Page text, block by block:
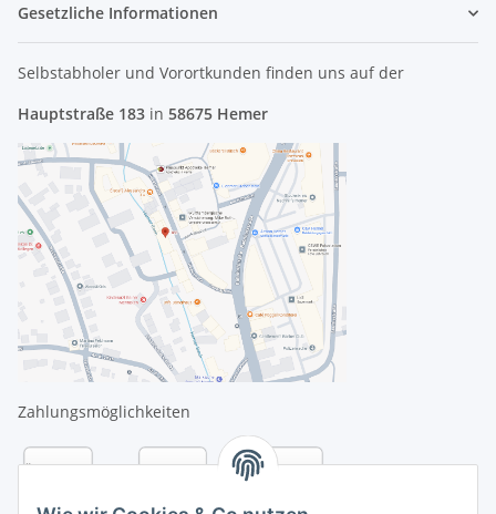
Gesetzliche Informationen
Selbstabholer und Vorortkunden finden uns auf der
Hauptstraße 183 in 58675 Hemer
Zahlungsmöglichkeiten